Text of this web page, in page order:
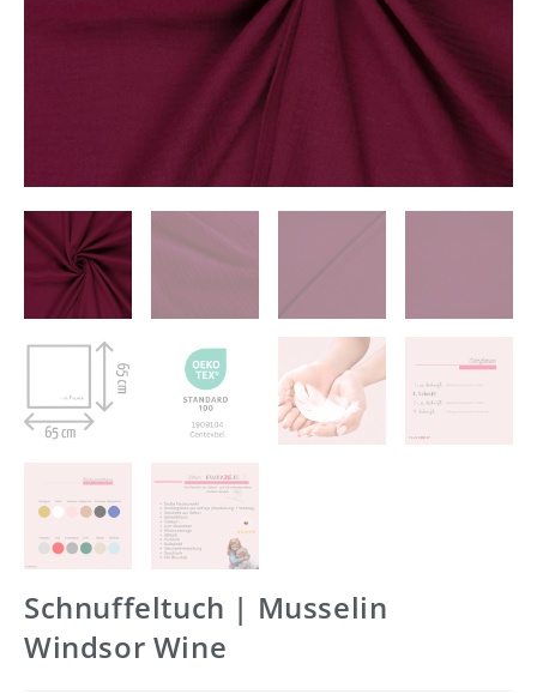
Schnuffeltuch | Musselin
Windsor Wine